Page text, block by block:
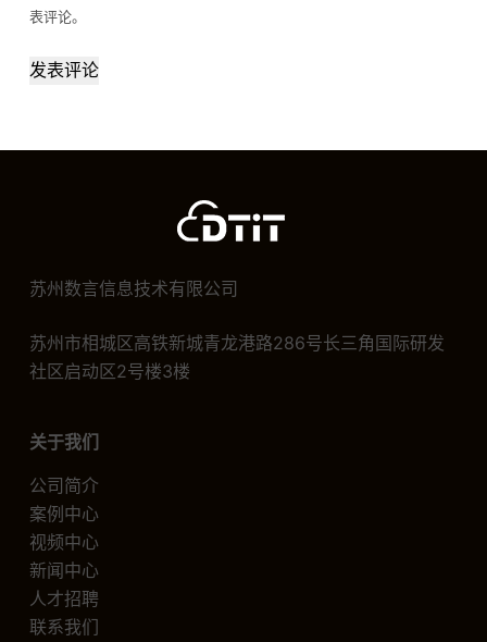
表评论。
发表评论
苏州数言信息技术有限公司
苏州市相城区高铁新城青龙港路286号长三角国际研发
社区启动区2号楼3楼
关于我们
公司简介
案例中心
视频中心
新闻中心
人才招聘
联系我们